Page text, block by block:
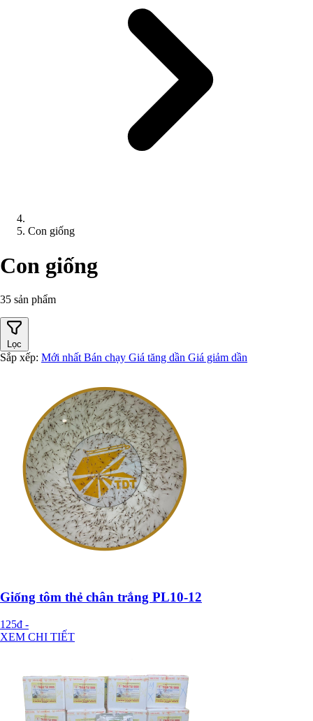
Con giống
Con giống
35 sản phẩm
Lọc
Sắp xếp: Mới nhất Bán chạy Giá tăng dần Giá giảm dần
Giống tôm thẻ chân trắng PL10-12
125đ -
XEM CHI TIẾT